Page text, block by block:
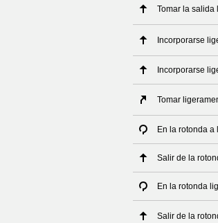
Tomar la salida
Incorporarse
Incorporarse
Tomar
En la rotonda a
Salir de la
En la rotonda
Salir de la